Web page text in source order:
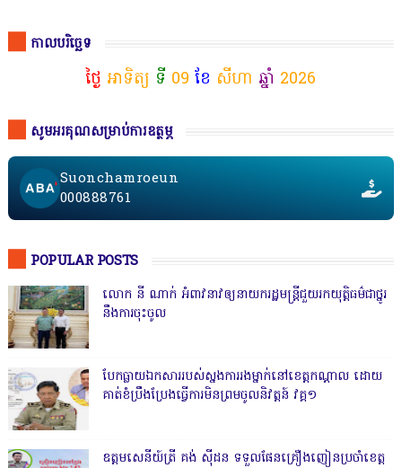
កាលបរិច្ឆេទ
ថ្ងៃ អាទិត្យ ទី 09 ខែ សីហា ឆ្នាំ 2026
សូមអរគុណសម្រាប់ការឧត្ថម្ភ
Suonchamroeun
000888761
POPULAR POSTS
លោក នី ណាក់ អំពាវនាវឲ្យនាយករដ្ឋមន្ត្រីជួយរកយុត្តិធម៌ជាថ្នូរ
នឹងការចុះចូល
បែកធ្លាយឯកសាររបស់ស្នងការរងម្នាក់នៅខេត្តកណ្ដាល ដោយ
គាត់ខំប្រឹងប្រែងធ្វើការមិនព្រមចូលនិវត្តន៍ វគ្គ១
ឧត្តមសេនីយ៍ត្រី គង់ ស៊ីដន ទទួលផែនគ្រឿងញៀនប្រចាំខេត្ត